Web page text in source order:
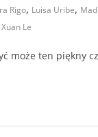
Rigo, Luisa Uribe,
Xuan Le
może ten piękny